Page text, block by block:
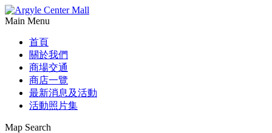
Main Menu
首頁
關於我們
商場交通
商店一覽
最新消息及活動
活動照片集
Map Search